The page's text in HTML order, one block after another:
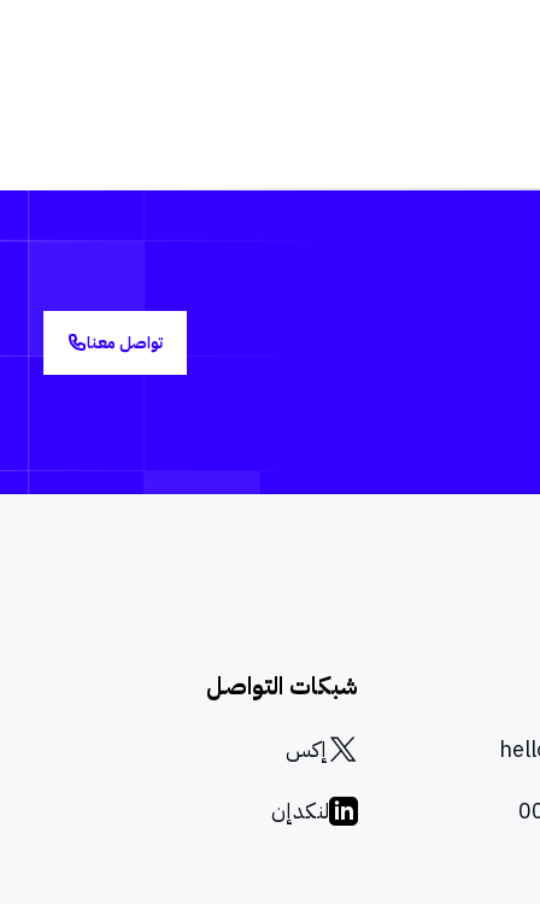
تواصل معنا
شبكات التواصل
إكس
لنكدإن